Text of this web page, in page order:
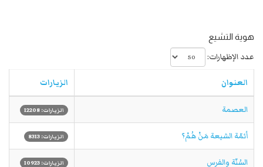
هوية التشيع
عدد الإظهارات:
العنوان الزيارات
العصمة الزيارات: 12208
أئمّة الشيعة مَنْ هُمْ؟ الزيارات: 8313
السُنّة والفرس الزيارات: 10923